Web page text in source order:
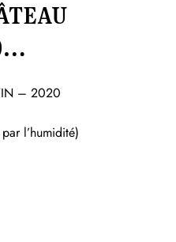
– 2020
l’humidité)